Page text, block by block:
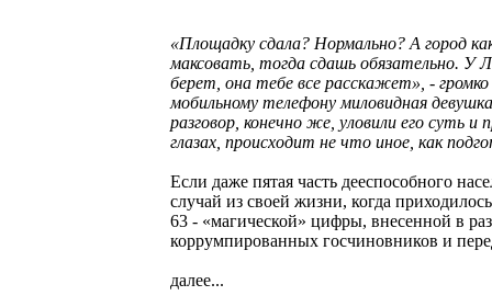
«Площадку сдала? Нормально? А город
максовать, тогда сдашь обязательно. У
берет, она тебе все расскажет», -
мобильному телефону миловидная
разговор, конечно же, уловили его суть и
глазах, происходит не что иное, как
Если даже пятая часть дееспособного
случай из своей жизни, когда
63 - «магической» цифры, внесенной в
коррумпированных госчиновников и
далее...